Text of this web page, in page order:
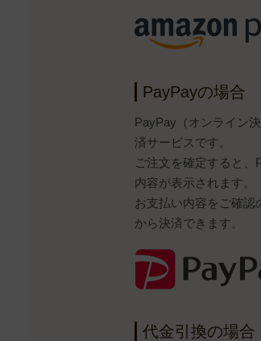
PayPayの場合
PayPay（オンライン
済サービスです。
ご注文を確定すると
内容が表示されます。
お支払い内容をご確
から決済できます。
代金引換の場合